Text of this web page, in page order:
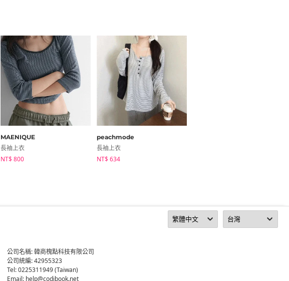
MAENIQUE
長袖上衣
NT$ 800
peachmode
長袖上衣
NT$ 634
公司名稱: 韓商槐點科技有限公司
公司統編: 42955323
Tel: 0225311949 (Taiwan)
Email: help@codibook.net